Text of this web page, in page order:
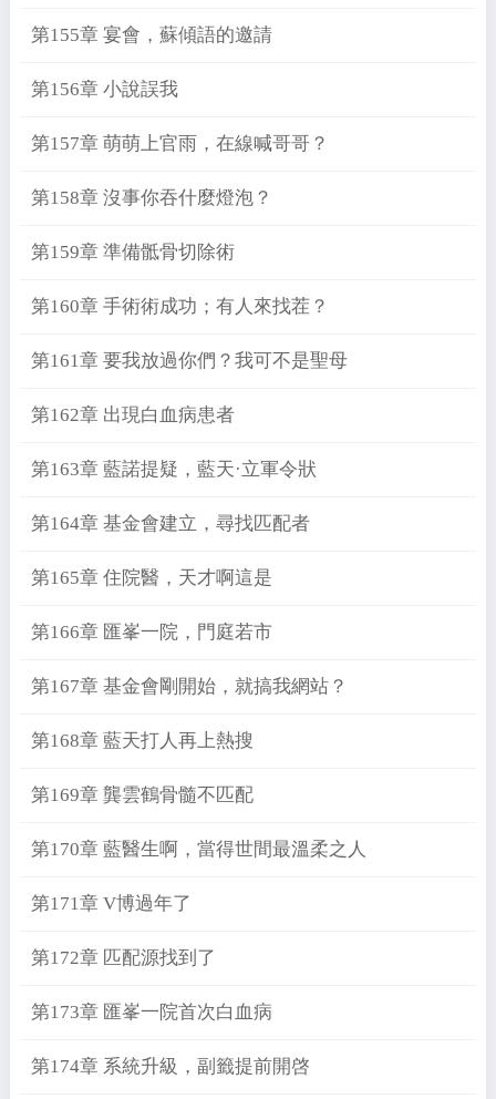
第155章 宴會，蘇傾語的邀請
第156章 小說誤我
第157章 萌萌上官雨，在線喊哥哥？
第158章 沒事你吞什麼燈泡？
第159章 準備骶骨切除術
第160章 手術術成功；有人來找茬？
第161章 要我放過你們？我可不是聖母
第162章 出現白血病患者
第163章 藍諾提疑，藍天·立軍令狀
第164章 基金會建立，尋找匹配者
第165章 住院醫，天才啊這是
第166章 匯峯一院，門庭若市
第167章 基金會剛開始，就搞我網站？
第168章 藍天打人再上熱搜
第169章 龔雲鶴骨髓不匹配
第170章 藍醫生啊，當得世間最溫柔之人
第171章 V博過年了
第172章 匹配源找到了
第173章 匯峯一院首次白血病
第174章 系統升級，副籤提前開啓